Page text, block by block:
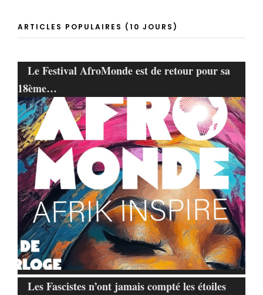
ARTICLES POPULAIRES (10 JOURS)
Le Festival AfroMonde est de retour pour sa
18ème…
Les Fascistes n’ont jamais compté les étoiles